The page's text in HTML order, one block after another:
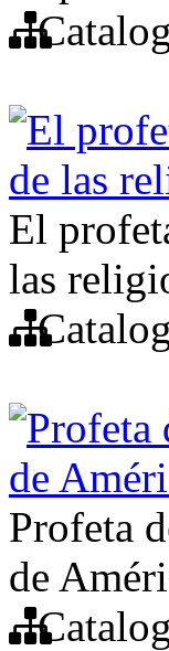
El
de las
El
las
Profeta
de
Profeta
de